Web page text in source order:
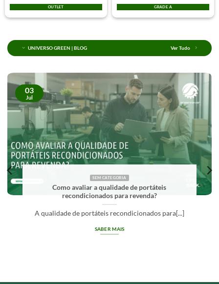
OUTLET GRADE A
UNIVERSO GREEN | BLOG Ver Tudo
SEM CATEGORIA
O que significa Grade A em equipamentos
recondicionados?
Grade A em equipamentos recondicionados
03
Jul